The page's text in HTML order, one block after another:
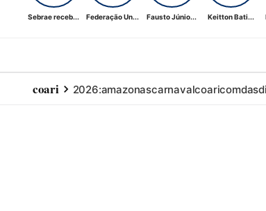
Sebrae receb... Federação Un... Fausto Júnio... Keitton Bati...
coari 2026:amazonascarnavalcoaricomdas